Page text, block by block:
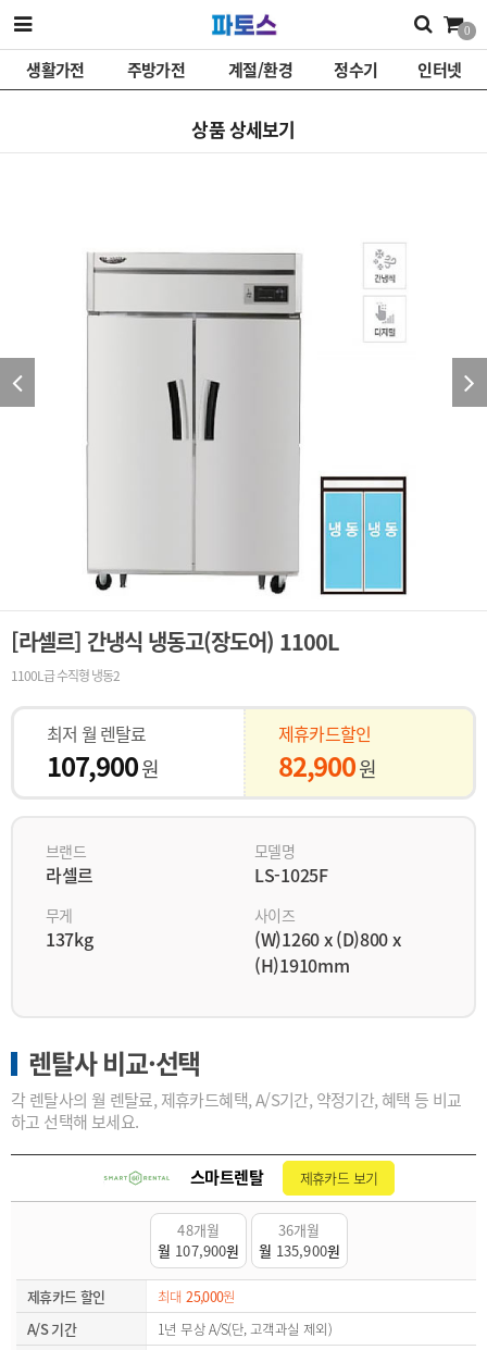
0
생활가전 주방가전 계절/환경 정수기 인터넷
상품 상세보기
[라셀르] 간냉식 냉동고(장도어) 1100L
1100L급 수직형 냉동2
최저 월 렌탈료
107,900원
제휴카드할인
82,900원
브랜드
라셀르
모델명
LS-1025F
무게
137kg
사이즈
(W)1260 x (D)800 x
(H)1910mm
렌탈사 비교·선택
각 렌탈사의 월 렌탈료, 제휴카드혜택, A/S기간, 약정기간, 혜택 등 비교
하고 선택해 보세요.
스마트렌탈 제휴카드 보기
48개월
월 107,900원
36개월
월 135,900원
제휴카드 할인 최대25,000원
A/S 기간
1년 무상 A/S(단, 고객과실 제외)